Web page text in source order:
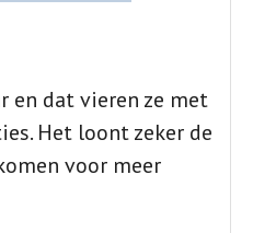
en dat vieren ze met
Het loont zeker de
voor meer